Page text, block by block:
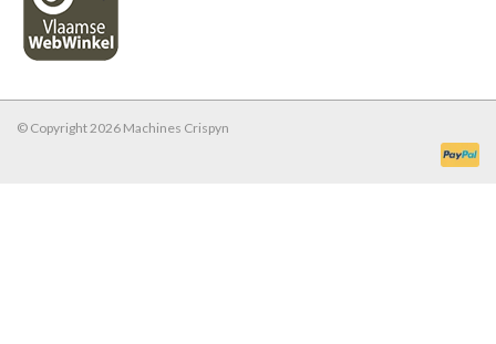
© Copyright 2026 Machines Crispyn